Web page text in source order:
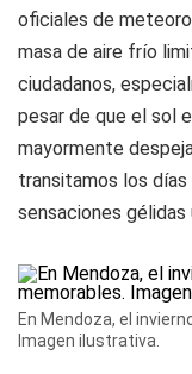
oficiales de
masa de aire frío
ciudadanos,
pesar de que el sol
mayormente
transitamos los
sensaciones gélidas
En Mendoza, el
Imagen ilustrativa.